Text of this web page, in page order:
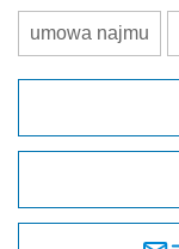
umowa najmu